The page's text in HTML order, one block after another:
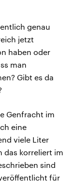
genau
jetzt
haben oder
man
Gibt es da
Genfracht im
eine
viele Liter
das korreliert im
sind
für